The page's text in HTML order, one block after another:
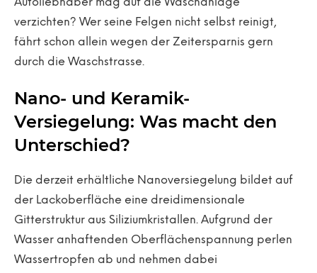
Autoliebhaber mag auf die Waschanlage
verzichten? Wer seine Felgen nicht selbst reinigt,
fährt schon allein wegen der Zeitersparnis gern
durch die Waschstrasse.
Nano- und Keramik-
Versiegelung: Was macht den
Unterschied?
Die derzeit erhältliche Nanoversiegelung bildet auf
der Lackoberfläche eine dreidimensionale
Gitterstruktur aus Siliziumkristallen. Aufgrund der
Wasser anhaftenden Oberflächenspannung perlen
Wassertropfen ab und nehmen dabei